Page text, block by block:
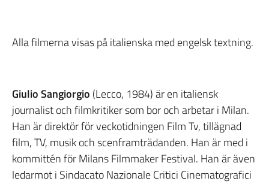
Alla filmerna visas på italienska med engelsk textning.
Giulio Sangiorgio (Lecco, 1984) är en italiensk
journalist och filmkritiker som bor och arbetar i Milan.
Han är direktör för veckotidningen Film Tv, tillägnad
film, TV, musik och scenframträdanden. Han är med i
kommittén för Milans Filmmaker Festival. Han är även
ledarmot i Sindacato Nazionale Critici Cinematografici